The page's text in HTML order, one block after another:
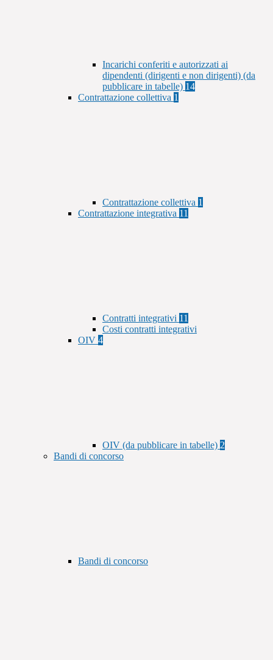
Incarichi conferiti e autorizzati ai
dipendenti (dirigenti e non dirigenti) (da
pubblicare in tabelle) 14
Contrattazione collettiva 1
Contrattazione collettiva 1
Contrattazione integrativa 11
Contratti integrativi 11
Costi contratti integrativi
OIV 4
OIV (da pubblicare in tabelle) 2
Bandi di concorso
Bandi di concorso